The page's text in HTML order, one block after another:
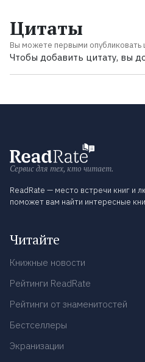
Цитаты
Вы можете первыми опубликовать
Чтобы добавить цитату, вы
Сервис для тех, кто читает.
ReadRate — место встречи книг и
поможет вам найти интересные
Читайте
Книжные новости
Рейтинги ReadRate
Рейтинги от знаменитостей
Бестселлеры
Экранизации